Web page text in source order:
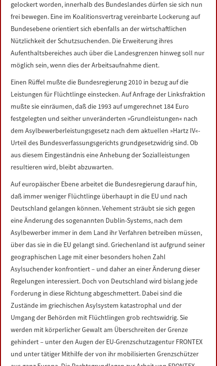
gelockert worden, innerhalb des Bundeslandes dürfen sie sich nun
frei bewegen. Eine im Koalitionsvertrag vereinbarte Lockerung auf
Bundesebene orientiert sich ebenfalls an der wirtschaftlichen
Nützlichkeit der Schutzsuchenden. Die Erweiterung ihres
Aufenthaltsbereiches auch über die Landesgrenzen hinweg soll nur
möglich sein, wenn dies der Arbeitsaufnahme dient.
Einen Rüffel mußte die Bundesregierung 2010 in bezug auf die
Leistungen für Flüchtlinge einstecken. Auf Anfrage der Linksfraktion
mußte sie einräumen, daß die 1993 auf umgerechnet 184 Euro
festgelegten und seither unveränderten »Grundleistungen« nach
dem Asylbewerberleistungsgesetz nach dem aktuellen »Hartz IV«-
Urteil des Bundesverfassungsgerichts grundgesetzwidrig sind. Ob
aus diesem Eingeständnis eine Anhebung der Sozialleistungen
resultieren wird, bleibt abzuwarten.
Auf europäischer Ebene arbeitet die Bundesregierung darauf hin,
daß immer weniger Flüchtlinge überhaupt in die EU und nach
Deutschland gelangen können. Vehement sträubt sie sich gegen
eine Änderung des sogenannten Dublin-Systems, nach dem
Asylbewerber immer in dem Land ihr Verfahren betreiben müssen,
über das sie in die EU gelangt sind. Griechenland ist aufgrund seiner
geographischen Lage mit einer besonders hohen Zahl
Asylsuchender konfrontiert – und daher an einer Änderung dieser
Regelungen interessiert. Doch von Deutschland wird bislang jede
Forderung in diese Richtung abgeschmettert. Dabei sind die
Zustände im griechischen Asylsystem katastrophal und der
Umgang der Behörden mit Flüchtlingen grob rechtswidrig. Sie
werden mit körperlicher Gewalt am Überschreiten der Grenze
gehindert – unter den Augen der EU-Grenzschutzagentur FRONTEX
und unter tätiger Mithilfe der von ihr mobilisierten Grenzschützer